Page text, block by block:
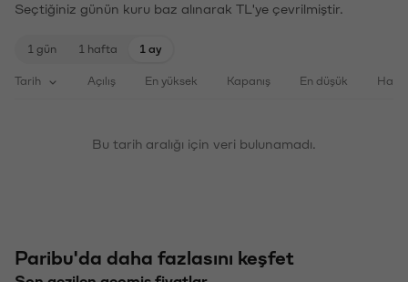
Seçtiğiniz günün kuru baz alınarak TL'ye çevrilmiştir.
1 gün 1 hafta 1 ay
Tarih Açılış En yüksek Kapanış En düşük
Bu tarih aralığı için veri bulunamadı.
Paribu'da daha fazlasını keşfet